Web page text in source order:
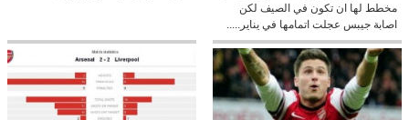
مخطط لها ان تكون في الصيف لكن
اصابة جيبس عجلت اتمامها في يناير.....